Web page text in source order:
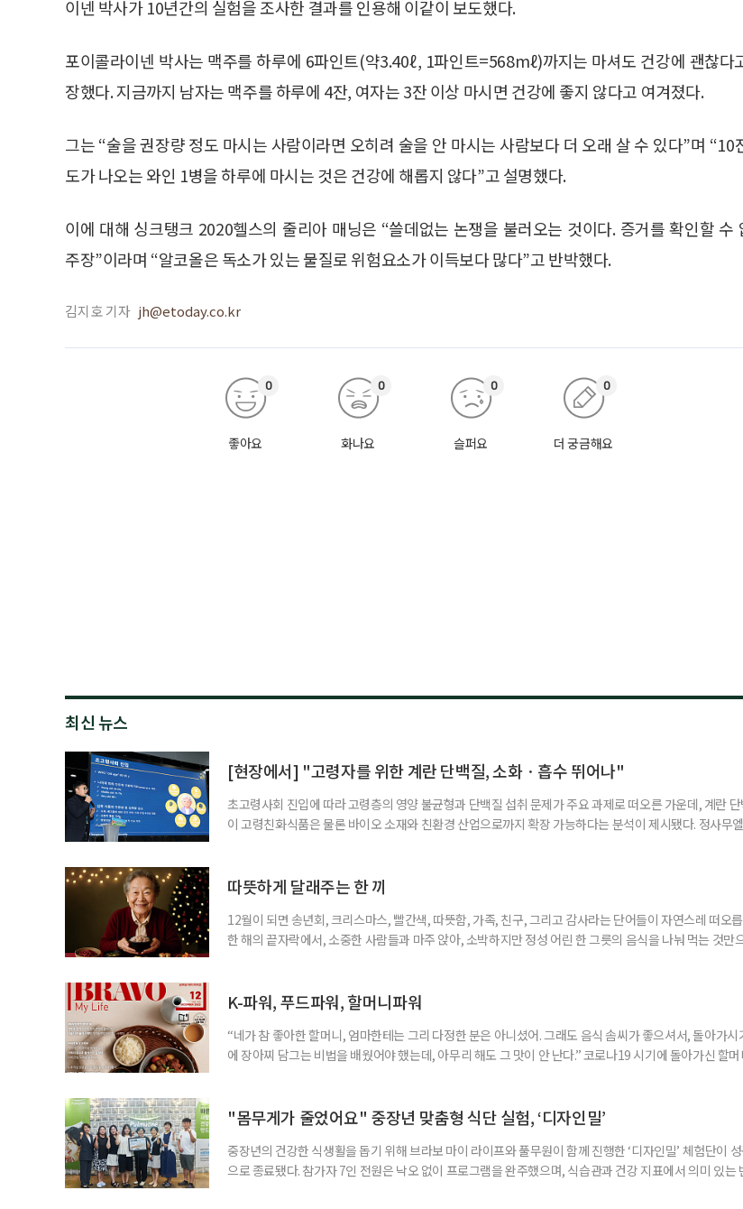
이넨 박사가 10년간의 실험을 조사한 결과를 인용해 이같이 보도했다.
포이콜라이넨 박사는 맥주를 하루에 6파인트(약3.40ℓ, 1파인트=568mℓ)까지는 마셔도 건강에 괜찮다
장했다. 지금까지 남자는 맥주를 하루에 4잔, 여자는 3잔 이상 마시면 건강에 좋지 않다고 여겨졌다.
그는 “술을 권장량 정도 마시는 사람이라면 오히려 술을 안 마시는 사람보다 더 오래 살 수 있다”며 “10
도가 나오는 와인 1병을 하루에 마시는 것은 건강에 해롭지 않다”고 설명했다.
이에 대해 싱크탱크 2020헬스의 줄리아 매닝은 “쓸데없는 논쟁을 불러오는 것이다. 증거를 확인할 수
주장”이라며 “알코올은 독소가 있는 물질로 위험요소가 이득보다 많다”고 반박했다.
김지호 기자 jh@etoday.co.kr
좋아요
0
화나요
0
슬퍼요
0
더 궁금해요
0
최신 뉴스
[현장에서] "고령자를 위한 계란 단백질, 소화ㆍ흡수 뛰어나"
초고령사회 진입에 따라 고령층의 영양 불균형과 단백질 섭취 문제가 주요 과제로 떠오른 가운데, 계란 단
이 고령친화식품은 물론 바이오 소재와 친환경 산업으로까지 확장 가능하다는 분석이 제시됐다. 정사무
자의 생리적 한계를 고려할 때 소화·흡수·이용 측면에서 매우 경쟁력 있는 단백질원"이라고 밝혔다. 발표
따뜻하게 달래주는 한 끼
12월이 되면 송년회, 크리스마스, 빨간색, 따뜻함, 가족, 친구, 그리고 감사라는 단어들이 자연스레 떠오
한 해의 끝자락에서, 소중한 사람들과 마주 앉아, 소박하지만 정성 어린 한 그릇의 음식을 나눠 먹는 것만
장한 김밥, 국밥, 호떡, 떡볶이, 라면 같은 K-푸드가 함께 주목받고 있습니다. K-푸드로
K-파워, 푸드파워, 할머니파워
“네가 참 좋아한 할머니, 엄마한테는 그리 다정한 분은 아니셨어. 그래도 음식 솜씨가 좋으셔서, 돌아가시
에 장아찌 담그는 비법을 배웠어야 했는데, 아무리 해도 그 맛이 안 난다.” 코로나19 시기에 돌아가신 할
만들어주셔서, 고급스런 음식을 잘하는 세련된 할머니로 기억하고 있습니다. 할머니를 떠올리니 집에 매달
"몸무게가 줄었어요" 중장년 맞춤형 식단 실험, ‘디자인밀’
중장년의 건강한 식생활을 돕기 위해 브라보 마이 라이프와 풀무원이 함께 진행한 ‘디자인밀’ 체험단이
으로 종료됐다. 참가자 7인 전원은 낙오 없이 프로그램을 완주했으며, 식습관과 건강 지표에서 의미 있는